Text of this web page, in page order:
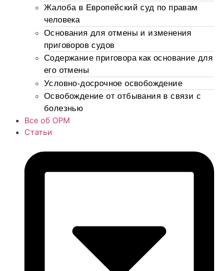
Жалоба в Европейский суд по правам
человека
Основания для отмены и изменения
приговоров судов
Содержание приговора как основание для
его отмены
Условно-досрочное освобождение
Освобождение от отбывания в связи с
болезнью
Все об ОРМ
Статьи